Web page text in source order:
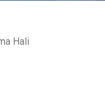
Hali